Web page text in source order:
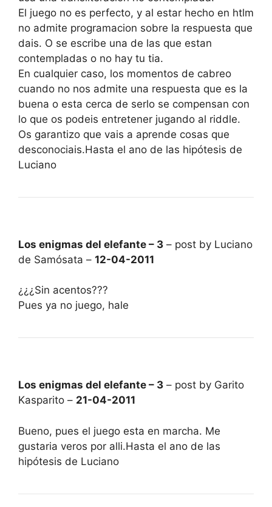
El juego no es perfecto, y al estar hecho en htlm
no admite programacion sobre la respuesta que
dais. O se escribe una de las que estan
contempladas o no hay tu tia.
En cualquier caso, los momentos de cabreo
cuando no nos admite una respuesta que es la
buena o esta cerca de serlo se compensan con
lo que os podeis entretener jugando al riddle.
Os garantizo que vais a aprende cosas que
desconociais.Hasta el ano de las hipótesis de
Luciano
Los enigmas del elefante – 3 – post by Luciano
de Samósata – 12-04-2011
¿¿¿Sin acentos???
Pues ya no juego, hale
Los enigmas del elefante – 3 – post by Garito
Kasparito – 21-04-2011
Bueno, pues el juego esta en marcha. Me
gustaria veros por alli.Hasta el ano de las
hipótesis de Luciano